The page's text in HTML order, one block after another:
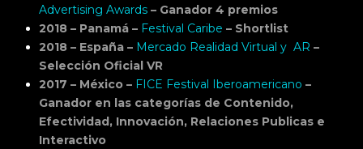
Advertising Awards– Ganador 4 premios
2018 – Panamá – Festival Caribe – Shortlist
2018 – España – Mercado Realidad Virtual y AR –
Selección Oficial VR
2017 – México – FICE Festival Iberoamericano –
Ganador en las categorías de Contenido,
Efectividad, Innovación, Relaciones Publicas e
Interactivo